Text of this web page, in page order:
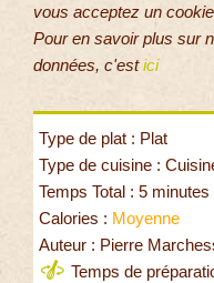
vous acceptez un
Pour en savoir plus sur
données, c'estici
Type de plat : Plat
Type de cuisine :
Temps Total : 5 minutes
Calories : Moyenne
Auteur : Pierre
Temps de